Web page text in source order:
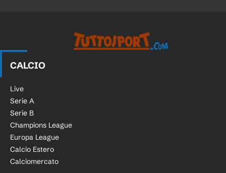
CALCIO
Live
Serie A
Serie B
Champions League
Europa League
Calcio Estero
Calciomercato